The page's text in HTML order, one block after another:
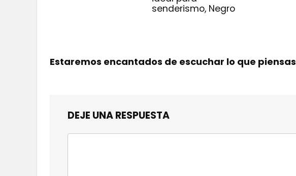
senderismo, Negro
Estaremos encantados de escuchar lo que piensas
DEJE UNA RESPUESTA